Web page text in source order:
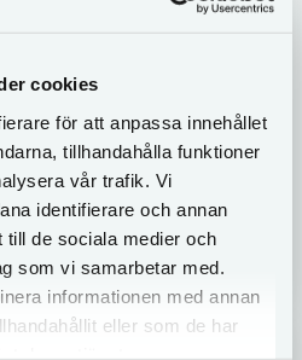
cookies
för att anpassa innehållet
tillhandahålla funktioner
vår trafik. Vi
identifierare och annan
till de sociala medier och
som vi samarbetar med.
informationen med annan
eller som de har
möjlighet att mötas i en
har plats
i...